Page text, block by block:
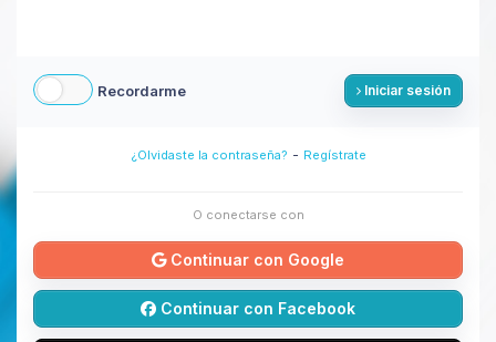
Recordarme Iniciar sesión
¿Olvidaste la contraseña? - Regístrate
O conectarse con
Continuar con Google
Continuar con Facebook